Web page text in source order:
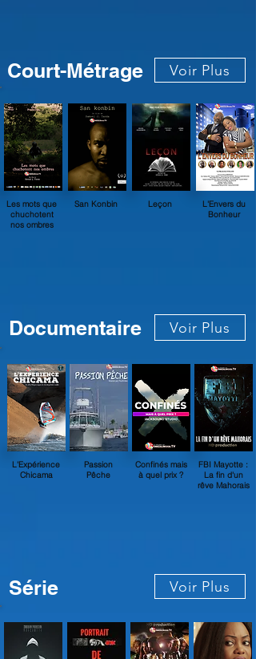
Court-Métrage Voir Plus
Les mots que
chuchotent
nos ombres
San Konbin Leçon
L'Envers du
Bonheur
Documentaire Voir Plus
L'Expérience
Chicama
Passion
Pêche
Confinés mais
à quel prix ?
FBI Mayotte :
La fin d'un
rêve Mahorais
Série Voir Plus